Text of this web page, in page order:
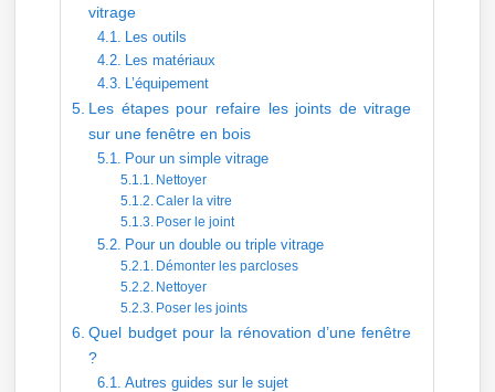
vitrage
Les outils
Les matériaux
L’équipement
Les étapes pour refaire les joints de vitrage
sur une fenêtre en bois
Pour un simple vitrage
Nettoyer
Caler la vitre
Poser le joint
Pour un double ou triple vitrage
Démonter les parcloses
Nettoyer
Poser les joints
Quel budget pour la rénovation d’une fenêtre
?
Autres guides sur le sujet